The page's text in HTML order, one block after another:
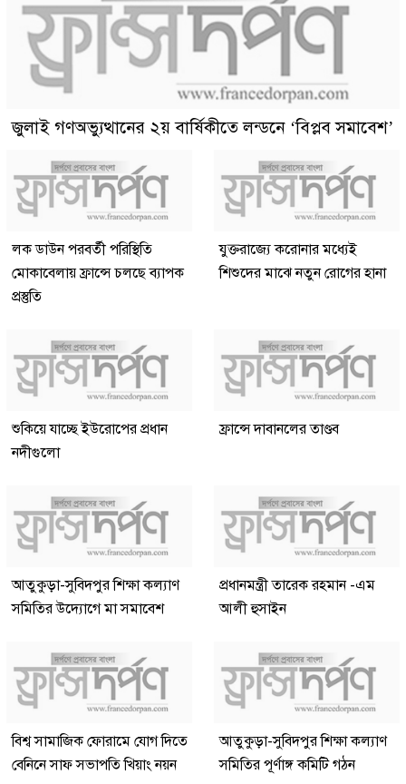
জুলাই গণঅভ্যুত্থানের ২য় বার্ষিকীতে লন্ডনে ‘বিপ্লব সমাবেশ’
লক ডাউন পরবর্তী পরিস্থিতি
মোকাবেলায় ফ্রান্সে চলছে ব্যাপক
প্রস্তুতি
যুক্তরাজ্যে করোনার মধ্যেই
শিশুদের মাঝে নতুন রোগের হানা
শুকিয়ে যাচ্ছে ইউরোপের প্রধান
নদীগুলো
ফ্রান্সে দাবানলের তাণ্ডব
আতুকুড়া-সুবিদপুর শিক্ষা কল্যাণ
সমিতির উদ্যোগে মা সমাবেশ
প্রধানমন্ত্রী তারেক রহমান -এম
আলী হুসাইন
বিশ্ব সামাজিক ফোরামে যোগ দিতে
বেনিনে সাফ সভাপতি খিয়াং নয়ন
আতুকুড়া-সুবিদপুর শিক্ষা কল্যাণ
সমিতির পূর্ণাঙ্গ কমিটি গঠন